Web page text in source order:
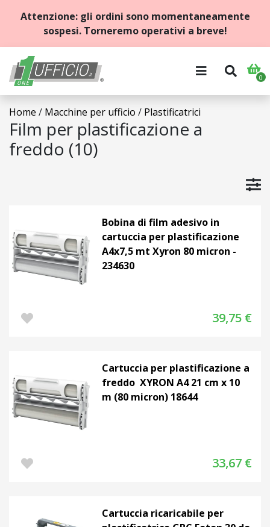
Attenzione: gli ordini sono momentaneamente
sospesi. Torneremo operativi a breve!
0
HOME
ARCHIVIO
BLOCCHI
CARTA
INFORMATICA
COMUNICAZIONE
VISIVA
LOGIN
WISHLIST
Home / Macchine per ufficio / Plastificatrici
Film per plastificazione a
freddo (10)
Bobina di film adesivo in
cartuccia per plastificazione
A4x7,5 mt Xyron 80 micron -
234630
39,75 €
Cartuccia per plastificazione a
freddo XYRON A4 21 cm x 10
m (80 micron) 18644
33,67 €
Cartuccia ricaricabile per